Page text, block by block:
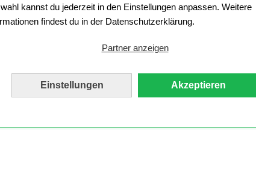
kannst du jederzeit in den Einstellungen anpassen. Weitere
findest du in der Datenschutzerklärung.
Partner anzeigen
Einstellungen Akzeptieren